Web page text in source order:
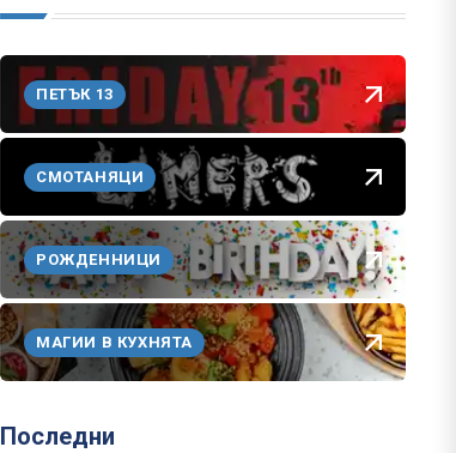
ПЕТЪК 13
СМОТАНЯЦИ
РОЖДЕННИЦИ
МАГИИ В КУХНЯТА
Последни